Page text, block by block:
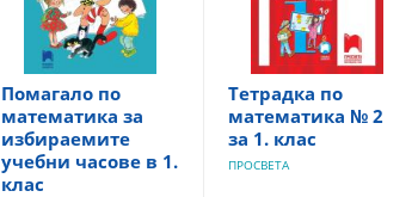
Помагало по
математика за
избираемите
учебни часове в 1.
клас
Тетрадка по
математика № 2
за 1. клас
ПРОСВЕТА